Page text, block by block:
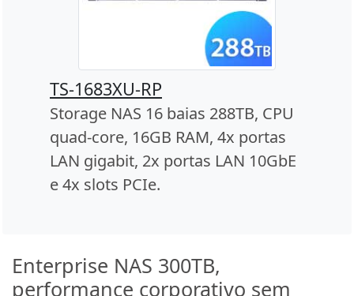
TS-1683XU-RP
Storage NAS 16 baias 288TB, CPU
quad-core, 16GB RAM, 4x portas
LAN gigabit, 2x portas LAN 10GbE
e 4x slots PCIe.
Enterprise NAS 300TB,
performance corporativo sem